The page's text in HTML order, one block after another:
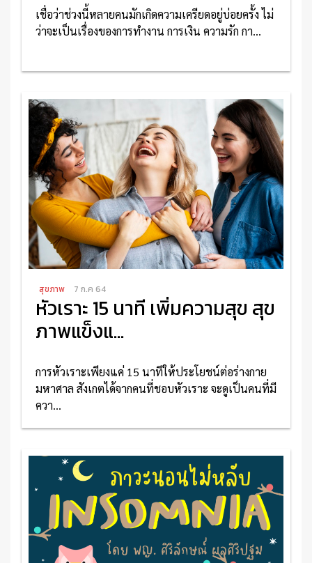
เชื่อว่าช่วงนี้หลายคนมักเกิดความเครียดอยู่บ่อยครั้ง ไม่
ว่าจะเป็นเรื่องของการทำงาน การเงิน ความรัก กา...
อ่านเพิ่มเติม
สุขภาพ 7 ก.ค 64
หัวเราะ 15 นาที เพิ่มความสุข สุข
ภาพแข็งแ...
การหัวเราะเพียงแค่ 15 นาทีให้ประโยชน์ต่อร่างกาย
มหาศาล สังเกตได้จากคนที่ชอบหัวเราะ จะดูเป็นคนที่มี
ควา...
อ่านเพิ่มเติม